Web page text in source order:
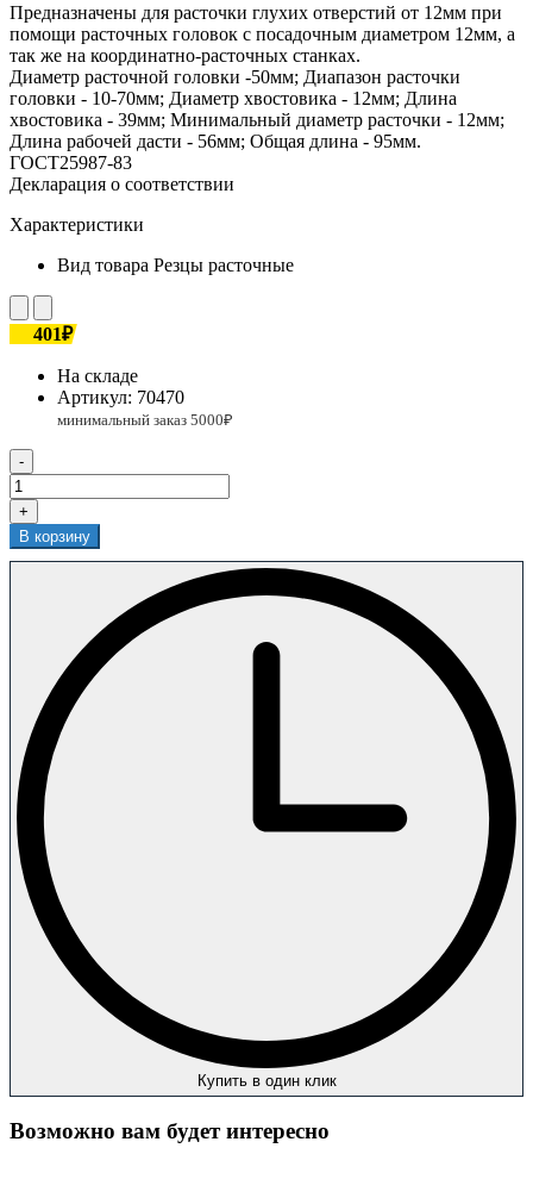
Предназначены для расточки глухих отверстий от 12мм при
помощи расточных головок с посадочным диаметром 12мм, а
так же на координатно-расточных станках.
Диаметр расточной головки -50мм; Диапазон расточки
головки - 10-70мм; Диаметр хвостовика - 12мм; Длина
хвостовика - 39мм; Минимальный диаметр расточки - 12мм;
Длина рабочей дасти - 56мм; Общая длина - 95мм.
ГОСТ25987-83
Декларация о соответствии
Характеристики
Вид товара Резцы расточные
401₽
На складе
Артикул: 70470
-
+
В корзину
Купить в один клик
Возможно вам будет интересно